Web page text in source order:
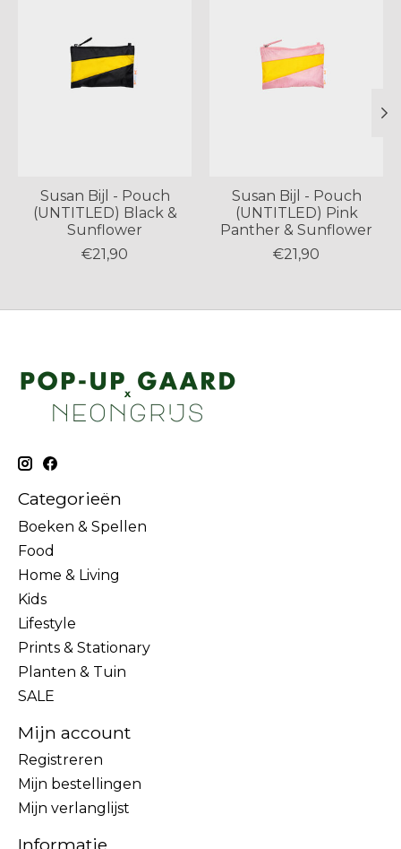
Susan Bijl - Pouch
(UNTITLED) Black &
Sunflower
€21,90
Susan Bijl - Pouch
(UNTITLED) Pink
Panther & Sunflower
€21,90
Categorieën
Boeken & Spellen
Food
Home & Living
Kids
Lifestyle
Prints & Stationary
Planten & Tuin
SALE
Mijn account
Registreren
Mijn bestellingen
Mijn verlanglijst